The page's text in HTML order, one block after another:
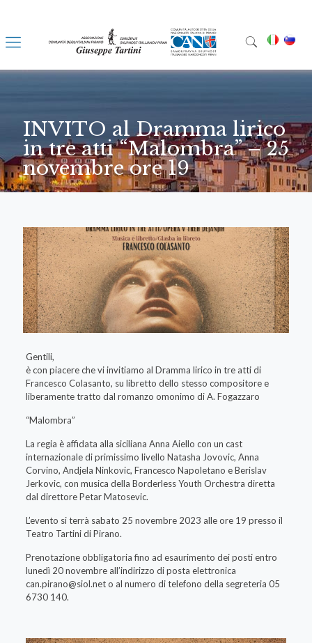
INVITO al Dramma lirico
in tre atti “Malombra” – 25
novembre ore 19
Gentili,
è con piacere che vi invitiamo al Dramma lirico in tre atti di
Francesco Colasanto, su libretto dello stesso compositore e
liberamente tratto dal romanzo omonimo di A. Fogazzaro
“Malombra”
La regia è affidata alla siciliana Anna Aiello con un cast
internazionale di primissimo livello Natasha Jovovic, Anna
Corvino, Andjela Ninkovic, Francesco Napoletano e Berislav
Jerkovic, con musica della Borderless Youth Orchestra diretta
dal direttore Petar Matosevic.
L’evento si terrà sabato 25 novembre 2023 alle ore 19 presso il
Teatro Tartini di Pirano.
Prenotazione obbligatoria fino ad esaurimento dei posti entro
lunedì 20 novembre all’indirizzo di posta elettronica
can.pirano@siol.neto al numero di telefono della segreteria 05
6730 140.